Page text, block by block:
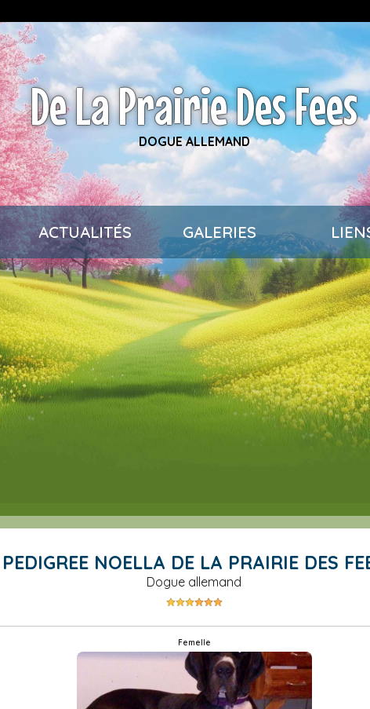
De La Prairie Des Fees
DOGUE ALLEMAND
ACTUALITÉS GALERIES
PEDIGREE NOELLA DE LA PRAIRIE DES
Dogue allemand
femelle